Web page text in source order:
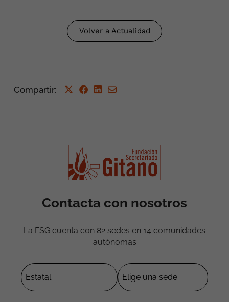
Volver a Actualidad
Compartir:
Contacta con nosotros
La FSG cuenta con 82 sedes en 14 comunidades
autónomas